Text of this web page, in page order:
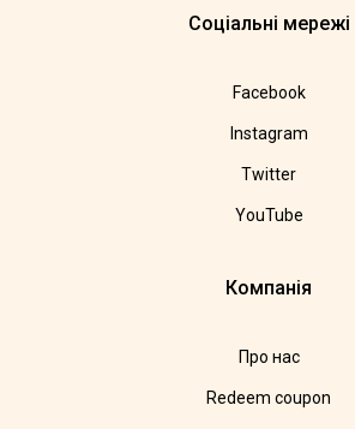
Соціальні мережі
Facebook
Instagram
Twitter
YouTube
Компанія
Про нас
Redeem coupon